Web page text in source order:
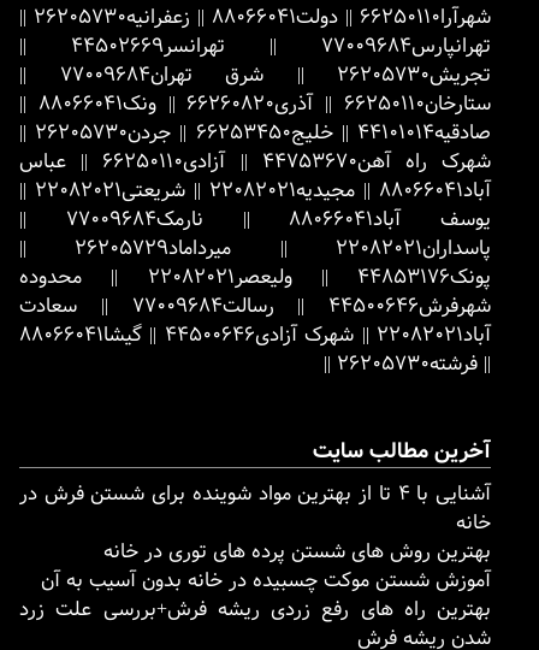
شهرآرا66250110
|| دولت88066041
|| زعفرانیه26205730
||
تهرانپارس77009684
|| تهرانسر44502669
||
تجریش26205730
|| شرق تهران77009684
||
ستارخان66250110
||آذری66260820
||ونک88066041
||
صادقیه44101014
||خلیج66253450
|| جردن26205730
||
شهرک راه آهن44753670
||آزادی66250110
|| عباس
آباد88066041
|| مجیدیه22082021
|| شریعتی22082021
||
یوسف آباد88066041
|| نارمک77009684
||
پاسداران22082021
|| میرداماد26205729
||
پونک44853176
||ولیعصر22082021
|| محدوده
شهرفرش44500646
|| رسالت77009684
|| سعادت
آباد22082021
|| شهرک آزادی44500646
|| گیشا88066041
|| فرشته26205730
||
آخرین مطالب سایت
آشنایی با ۴ تا از بهترین مواد شوینده برای شستن فرش در
خانه
بهترین روش های شستن پرده های توری در خانه
آموزش شستن موکت چسبیده در خانه بدون آسیب به آن
بهترین راه های رفع زردی ریشه فرش+بررسی علت زرد
شدن ریشه فرش